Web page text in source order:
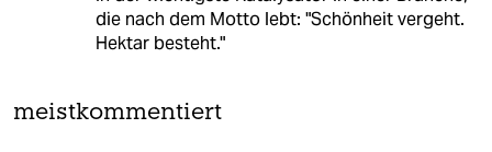
die nach dem Motto lebt: "Schönheit vergeht.
Hektar besteht."
meistkommentiert